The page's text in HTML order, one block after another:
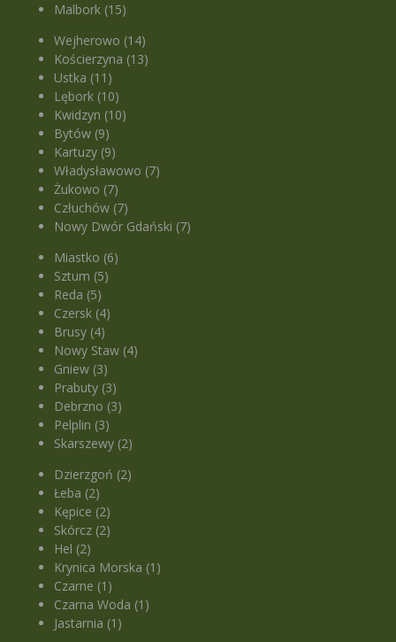
Malbork (15)
Wejherowo (14)
Kościerzyna (13)
Ustka (11)
Lębork (10)
Kwidzyn (10)
Bytów (9)
Kartuzy (9)
Władysławowo (7)
Żukowo (7)
Człuchów (7)
Nowy Dwór Gdański (7)
Miastko (6)
Sztum (5)
Reda (5)
Czersk (4)
Brusy (4)
Nowy Staw (4)
Gniew (3)
Prabuty (3)
Debrzno (3)
Pelplin (3)
Skarszewy (2)
Dzierzgoń (2)
Łeba (2)
Kępice (2)
Skórcz (2)
Hel (2)
Krynica Morska (1)
Czarne (1)
Czarna Woda (1)
Jastarnia (1)